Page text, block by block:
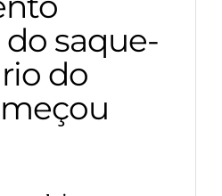
saque-
do